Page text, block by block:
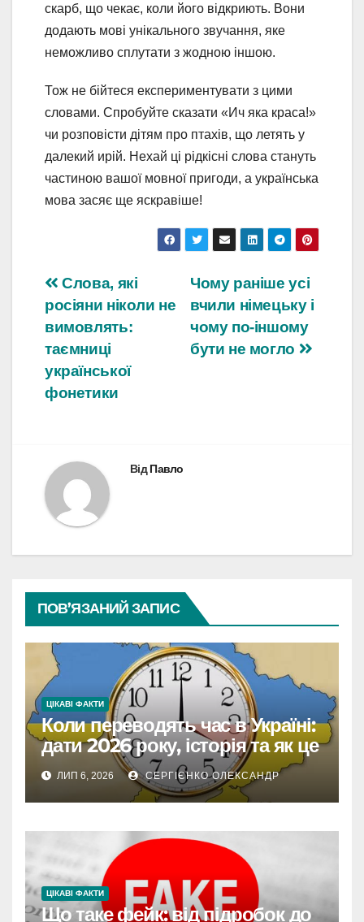
скарб, що чекає, коли його відкриють. Вони
додають мові унікального звучання, яке
неможливо сплутати з жодною іншою.
Тож не бійтеся експериментувати з цими
словами. Спробуйте сказати «Ич яка краса!»
чи розповісти дітям про птахів, що летять у
далекий ирій. Нехай ці рідкісні слова стануть
частиною вашої мовної пригоди, а українська
мова засяє ще яскравіше!
Навігація
записів
Чому раніше усі
вчили німецьку і
чому по-іншому
бути не могло
Слова, які
росіяни ніколи не
вимовлять:
таємниці
української
фонетики
ВідПавло
ПОВ’ЯЗАНИЙ ЗАПИС
ЦІКАВІ ФАКТИ
Коли переводять час в Україні:
дати 2026 року, історія та як це
впливає на життя
ЛИП 6, 2026 СЕРГІЄНКО ОЛЕКСАНДР
ЦІКАВІ ФАКТИ
Що таке фейк: від підробок до